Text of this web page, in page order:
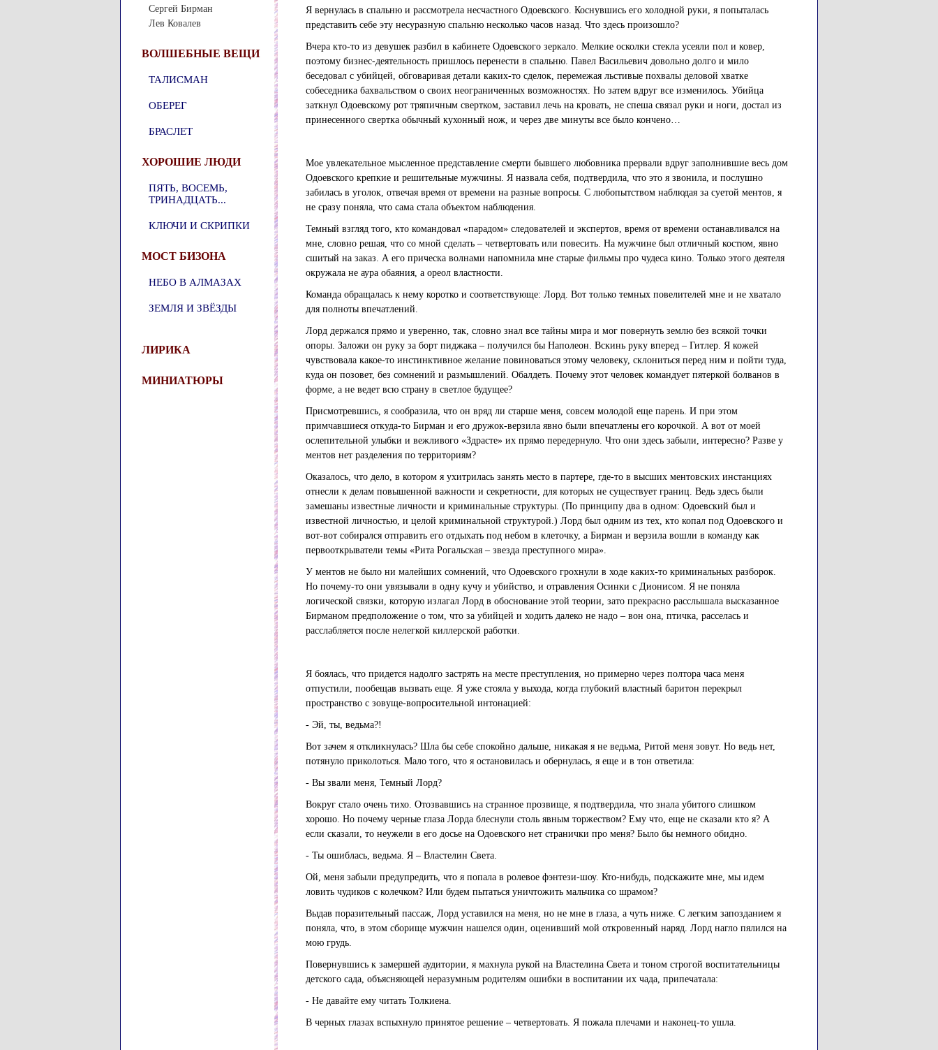
Сергей Бирман
Лев Ковалев
ВОЛШЕБНЫЕ ВЕЩИ
ТАЛИСМАН
ОБЕРЕГ
БРАСЛЕТ
ХОРОШИЕ ЛЮДИ
ПЯТЬ, ВОСЕМЬ,
ТРИНАДЦАТЬ...
КЛЮЧИ И СКРИПКИ
МОСТ БИЗОНА
НЕБО В АЛМАЗАХ
ЗЕМЛЯ И ЗВЁЗДЫ
ЛИРИКА
МИНИАТЮРЫ
Я вернулась в спальню и рассмотрела несчастного Одоевского. Коснувшись его холодной руки, я попыталась
представить себе эту несуразную спальню несколько часов назад. Что здесь произошло?
Вчера кто-то из девушек разбил в кабинете Одоевского зеркало. Мелкие осколки стекла усеяли пол и ковер,
поэтому бизнес-деятельность пришлось перенести в спальню. Павел Васильевич довольно долго и мило
беседовал с убийцей, обговаривая детали каких-то сделок, перемежая льстивые похвалы деловой хватке
собеседника бахвальством о своих неограниченных возможностях. Но затем вдруг все изменилось. Убийца
заткнул Одоевскому рот тряпичным свертком, заставил лечь на кровать, не спеша связал руки и ноги, достал из
принесенного свертка обычный кухонный нож, и через две минуты все было кончено…
Мое увлекательное мысленное представление смерти бывшего любовника прервали вдруг заполнившие весь дом
Одоевского крепкие и решительные мужчины. Я назвала себя, подтвердила, что это я звонила, и послушно
забилась в уголок, отвечая время от времени на разные вопросы. С любопытством наблюдая за суетой ментов, я
не сразу поняла, что сама стала объектом наблюдения.
Темный взгляд того, кто командовал «парадом» следователей и экспертов, время от времени останавливался на
мне, словно решая, что со мной сделать – четвертовать или повесить. На мужчине был отличный костюм, явно
сшитый на заказ. А его прическа волнами напомнила мне старые фильмы про чудеса кино. Только этого деятеля
окружала не аура обаяния, а ореол властности.
Команда обращалась к нему коротко и соответствующе: Лорд. Вот только темных повелителей мне и не хватало
для полноты впечатлений.
Лорд держался прямо и уверенно, так, словно знал все тайны мира и мог повернуть землю без всякой точки
опоры. Заложи он руку за борт пиджака – получился бы Наполеон. Вскинь руку вперед – Гитлер. Я кожей
чувствовала какое-то инстинктивное желание повиноваться этому человеку, склониться перед ним и пойти туда,
куда он позовет, без сомнений и размышлений. Обалдеть. Почему этот человек командует пятеркой болванов в
форме, а не ведет всю страну в светлое будущее?
Присмотревшись, я сообразила, что он вряд ли старше меня, совсем молодой еще парень. И при этом
примчавшиеся откуда-то Бирман и его дружок-верзила явно были впечатлены его корочкой. А вот от моей
ослепительной улыбки и вежливого «Здрасте» их прямо передернуло. Что они здесь забыли, интересно? Разве у
ментов нет разделения по территориям?
Оказалось, что дело, в котором я ухитрилась занять место в партере, где-то в высших ментовских инстанциях
отнесли к делам повышенной важности и секретности, для которых не существует границ. Ведь здесь были
замешаны известные личности и криминальные структуры. (По принципу два в одном: Одоевский был и
известной личностью, и целой криминальной структурой.) Лорд был одним из тех, кто копал под Одоевского и
вот-вот собирался отправить его отдыхать под небом в клеточку, а Бирман и верзила вошли в команду как
первооткрыватели темы «Рита Рогальская – звезда преступного мира».
У ментов не было ни малейших сомнений, что Одоевского грохнули в ходе каких-то криминальных разборок.
Но почему-то они увязывали в одну кучу и убийство, и отравления Осинки с Дионисом. Я не поняла
логической связки, которую излагал Лорд в обоснование этой теории, зато прекрасно расслышала высказанное
Бирманом предположение о том, что за убийцей и ходить далеко не надо – вон она, птичка, расселась и
расслабляется после нелегкой киллерской работки.
Я боялась, что придется надолго застрять на месте преступления, но примерно через полтора часа меня
отпустили, пообещав вызвать еще. Я уже стояла у выхода, когда глубокий властный баритон перекрыл
пространство с зовуще-вопросительной интонацией:
- Эй, ты, ведьма?!
Вот зачем я откликнулась? Шла бы себе спокойно дальше, никакая я не ведьма, Ритой меня зовут. Но ведь нет,
потянуло приколоться. Мало того, что я остановилась и обернулась, я еще и в тон ответила:
- Вы звали меня, Темный Лорд?
Вокруг стало очень тихо. Отозвавшись на странное прозвище, я подтвердила, что знала убитого слишком
хорошо. Но почему черные глаза Лорда блеснули столь явным торжеством? Ему что, еще не сказали кто я? А
если сказали, то неужели в его досье на Одоевского нет странички про меня? Было бы немного обидно.
- Ты ошиблась, ведьма. Я – Властелин Света.
Ой, меня забыли предупредить, что я попала в ролевое фэнтези-шоу. Кто-нибудь, подскажите мне, мы идем
ловить чудиков с колечком? Или будем пытаться уничтожить мальчика со шрамом?
Выдав поразительный пассаж, Лорд уставился на меня, но не мне в глаза, а чуть ниже. С легким запозданием я
поняла, что, в этом сборище мужчин нашелся один, оценивший мой откровенный наряд. Лорд нагло пялился на
мою грудь.
Повернувшись к замершей аудитории, я махнула рукой на Властелина Света и тоном строгой воспитательницы
детского сада, объясняющей неразумным родителям ошибки в воспитании их чада, припечатала:
- Не давайте ему читать Толкиена.
В черных глазах вспыхнуло принятое решение – четвертовать. Я пожала плечами и наконец-то ушла.